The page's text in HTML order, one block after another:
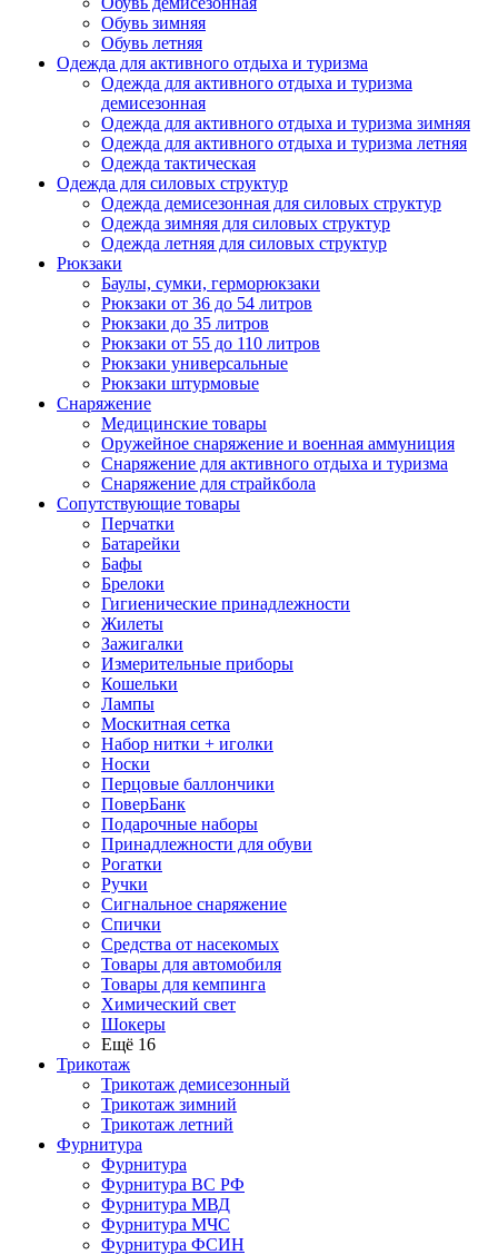
Обувь зимняя
Обувь летняя
Одежда для активного отдыха и туризма
Одежда для активного отдыха и туризма
демисезонная
Одежда для активного отдыха и туризма зимняя
Одежда для активного отдыха и туризма летняя
Одежда тактическая
Одежда для силовых структур
Одежда демисезонная для силовых структур
Одежда зимняя для силовых структур
Одежда летняя для силовых структур
Рюкзаки
Баулы, сумки, герморюкзаки
Рюкзаки от 36 до 54 литров
Рюкзаки до 35 литров
Рюкзаки от 55 до 110 литров
Рюкзаки универсальные
Рюкзаки штурмовые
Снаряжение
Медицинские товары
Оружейное снаряжение и военная аммуниция
Снаряжение для активного отдыха и туризма
Снаряжение для страйкбола
Сопутствующие товары
Перчатки
Батарейки
Бафы
Брелоки
Гигиенические принадлежности
Жилеты
Зажигалки
Измерительные приборы
Кошельки
Лампы
Москитная сетка
Набор нитки + иголки
Носки
Перцовые баллончики
ПоверБанк
Подарочные наборы
Принадлежности для обуви
Рогатки
Ручки
Сигнальное снаряжение
Спички
Средства от насекомых
Товары для автомобиля
Товары для кемпинга
Химический свет
Шокеры
Ещё 16
Трикотаж
Трикотаж демисезонный
Трикотаж зимний
Трикотаж летний
Фурнитура
Фурнитура
Фурнитура ВС РФ
Фурнитура МВД
Фурнитура МЧС
Фурнитура ФСИН